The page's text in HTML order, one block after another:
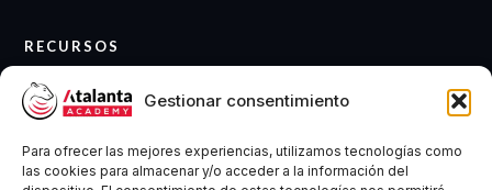
Gestionar consentimiento
Para ofrecer las mejores experiencias, utilizamos tecnologías como
las cookies para almacenar y/o acceder a la información del
RECURSOS
Planes de carrera
Cursos y Packs
Conócenos